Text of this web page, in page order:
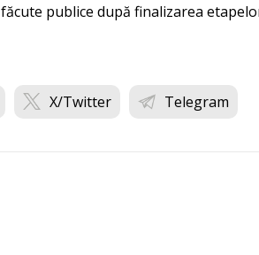
publice după finalizarea
X/Twitter Telegram